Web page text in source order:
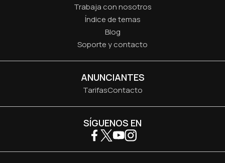
Trabaja con nosotros
Índice de temas
Blog
Soporte y contacto
ANUNCIANTES
TarifasContacto
SÍGUENOS EN